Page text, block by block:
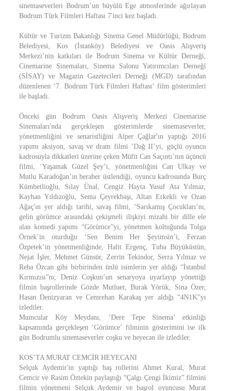
sinemaseverleri Bodrum’un büyülü Ege atmosferinde ağırlayan
Bodrum Türk Filmleri Haftası 7'inci kez başladı.
Kültür ve Turizm Bakanlığı Sinema Genel Müdürlüğü, Bodrum
Belediyesi, Kos (İstanköy) Belediyesi ve Oasis Alışveriş
Merkezi’nin katkıları ile Bodrum Sinema ve Kültür Derneği,
Cinemarine Sinemaları, Sinema Salonu Yatırımcıları Derneği
(SİSAY) ve Magazin Gazetecileri Derneği (MGD) tarafından
düzenlenen ‘7. Bodrum Türk Filmleri Haftası’ film gösterimleri
ile başladı.
Önceki gün Bodrum Oasis Alışveriş Merkezi Cinemarine
Sinemaları'nda gerçekleşen gösterimlerde sinemaseverler,
yönetmenliğini ve senaristliğini Alper Çağlar'ın yaptığı 2016
yapımı aksiyon, savaş ve dram filmi ‘Dağ II’yi, güçlü oyuncu
kadrosuyla dikkatleri üzerine çeken Müfit Can Saçıntı’nın üçüncü
filmi, ‘Yaşamak Güzel Şey’i, yönetmenliğini Can Ulkay ve
Mutlu Karadoğan’ın beraber üstlendiği, oyuncu kadrosunda Burç
Kümbetlioğlu, Sılay Ünal, Cengiz Hayta Yusuf Ata Yılmaz,
Kayhan Yıldızoğlu, Sema Çeyrekbaşı, Altan Erkekli ve Ozan
Ağaç'ın yer aldığı tarihi, savaş filmi, ‘Sarıkamış Çocukları’nı,
gelin görümce arasındaki çekişmeli ilişkiyi mizahi bir dille ele
alan komedi yapımı “Görümce”yi, yönetmen koltuğunda Tolga
Örnek’in oturduğu ‘Sen Benim Her Şeyimsin’i, Ferzan
Özpetek’in yönetmenliğinde, Halit Ergenç, Tuba Büyüküstün,
Nejat İşler, Mehmet Günsür, Zerrin Tekindor, Serra Yılmaz ve
Reha Özcan gibi birbirinden ünlü isimlerin yer aldığı “İstanbul
Kırmızısı”nı, Deniz Coşkun’un senaryoya uyarlayıp yönettiği
filmin başrollerinde Gözde Mutluer, Burak Yörük, Sina Özer,
Hasan Denizyaran ve Cemrehan Karakaş yer aldığı “4N1K”yı
izlediler.
Mumcular Köy Meydanı, ‘Dere Tepe Sinema’ etkinliği
kapsamında gerçekleşen ‘Görümce’ filminin gösterimini ise ilk
gün Bodrumlu sinemaseverler coşku ve heyecan ile izlediler.
KOS’TA MURAT CEMCİR HEYECANI
Selçuk Aydemir'in yaptığı baş rollerini Ahmet Kural, Murat
Cemcir ve Rasim Öztekin paylaştığı “Çalgı Çengi İkimiz” filmini
filmin yönetmeni Selçuk Aydemir ve başrol oyuncusu Murat